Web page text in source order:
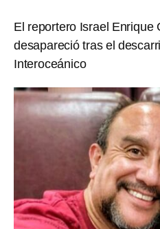
El reportero Israel Enrique
desapareció tras el
Interoceánico